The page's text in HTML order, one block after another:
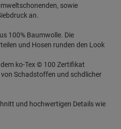
sowie
an.
100% Baumwolle. Die
und Hosen runden den Look
ko-Tex © 100 Zertifikat
Schadstoffen und schdlicher
und hochwertigen Details wie